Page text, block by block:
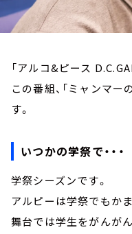
「アルコ&ピース
この番組、「ミャンマ
す。
いつかの学祭で・・・
学祭シーズンです。
アルピーは学祭でもかま
舞台では学生をがんが